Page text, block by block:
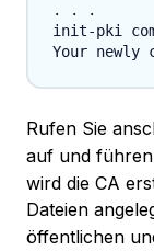
. . .
init-pki
Your
Rufen Sie
auf und
wird die CA
Dateien
öffentlichen